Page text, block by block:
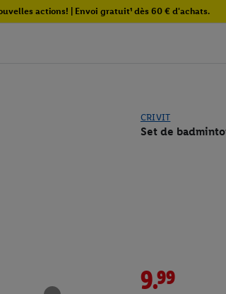
actions! | Envoi gratuit¹ dès 60 € d'achats.
CRIVIT
Set de
9.99